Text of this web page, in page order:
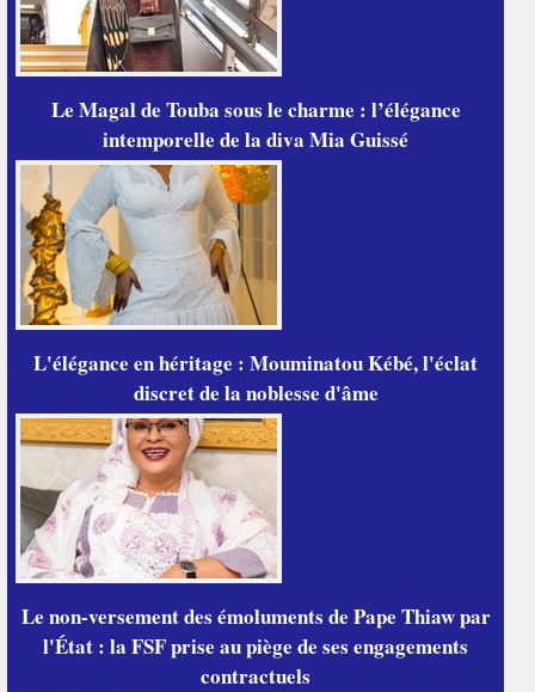
Le Magal de Touba sous le charme : l’élégance
intemporelle de la diva Mia Guissé
L'élégance en héritage : Mouminatou Kébé, l'éclat
discret de la noblesse d'âme
Le non-versement des émoluments de Pape Thiaw par
l'État : la FSF prise au piège de ses engagements
contractuels